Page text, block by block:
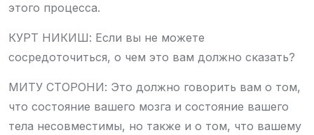
этого процесса.
КУРТ НИКИШ: Если вы не можете
сосредоточиться, о чем это вам должно сказать?
МИТУ СТОРОНИ: Это должно говорить вам о том,
что состояние вашего мозга и состояние вашего
тела несовместимы, но также и о том, что вашему